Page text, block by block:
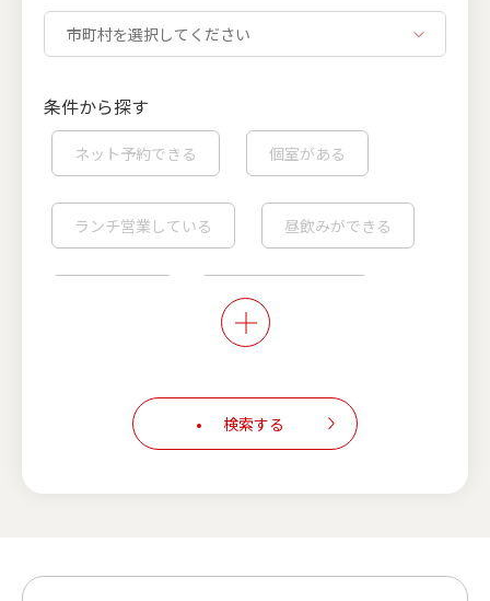
条件から探す
ネット予約できる 個室がある
ランチ営業している 昼飲みができる
こだわりの店内※
キャッシュレス決済対応
検索する